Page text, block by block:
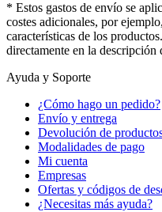
* Estos gastos de envío se
costes adicionales, por
características de los
directamente en la descripción
Ayuda y Soporte
¿Cómo hago un pedido?
Envío y entrega
Devolución de
Modalidades de pago
Mi cuenta
Empresas
Ofertas y códigos de
¿Necesitas más ayuda?